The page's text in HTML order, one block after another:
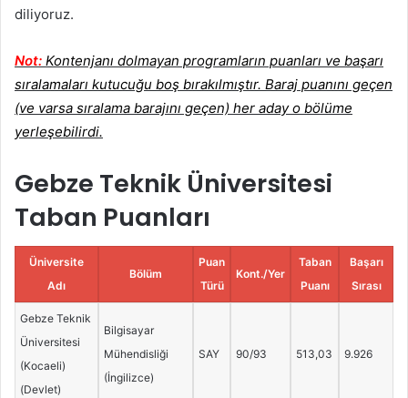
diliyoruz.
Not: Kontenjanı dolmayan programların puanları ve başarı
sıralamaları kutucuğu boş bırakılmıştır. Baraj puanını geçen
(ve varsa sıralama barajını geçen) her aday o bölüme
yerleşebilirdi.
Gebze Teknik Üniversitesi
Taban Puanları
Üniversite
Adı
Bölüm
Puan
Türü
Kont./Yer
Taban
Puanı
Başarı
Sırası
Gebze Teknik
Üniversitesi
(Kocaeli)
(Devlet)
Bilgisayar
Mühendisliği
(İngilizce)
SAY 90/93 513,03 9.926